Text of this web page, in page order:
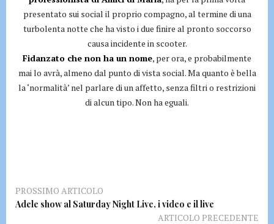
presentato sui social il proprio compagno, al termine di una
turbolenta notte che ha visto i due finire al pronto soccorso
causa incidente in scooter.
Fidanzato che non ha un nome, per ora, e probabilmente
mai lo avrà, almeno dal punto di vista social. Ma quanto è bella
la ‘normalità’ nel parlare di un affetto, senza filtri o restrizioni
di alcun tipo. Non ha eguali.
PROSSIMO ARTICOLO
Adele show al Saturday Night Live, i video e il live
ARTICOLO PRECEDENTE